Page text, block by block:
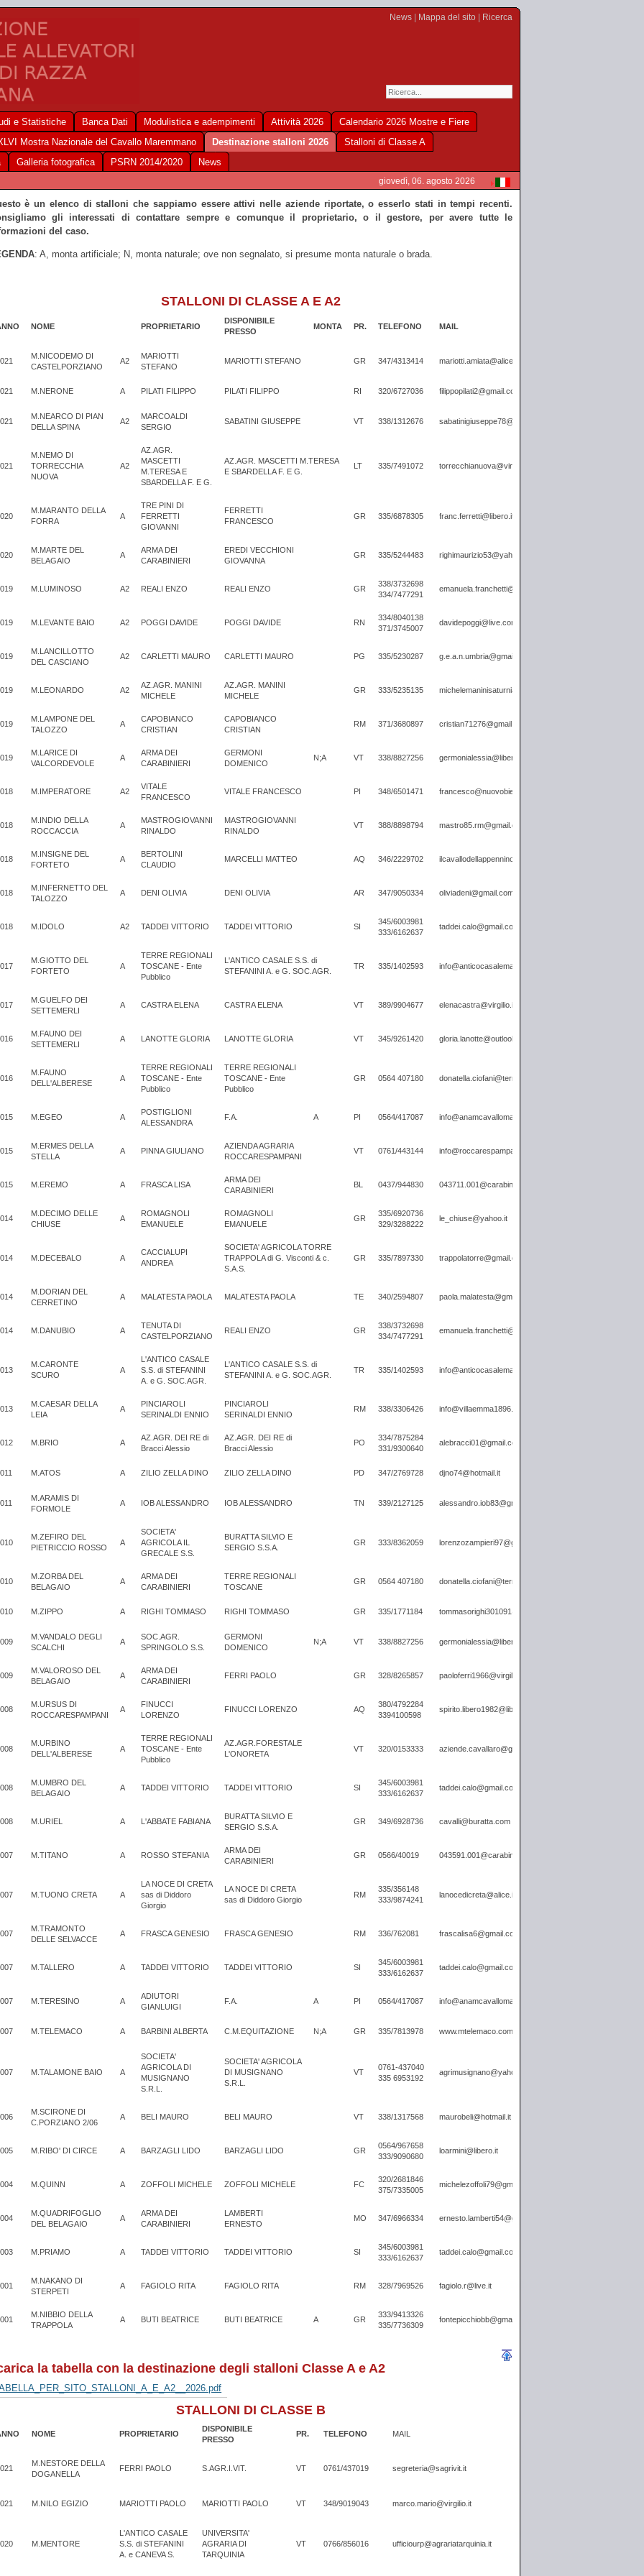
News Mappa del sito Ricerca
e Statistiche Banca Dati Modulistica e adempimenti Attività 2026
Calendario 2026 Mostre e Fiere
Mostra Nazionale del Cavallo Maremmano Destinazione stalloni 2026
Stalloni di Classe A
Galleria fotografica PSRN 2014/2020 News
giovedì, 06. agosto 2026
è un elenco di stalloni che sappiamo essere attivi nelle aziende riportate, o esserlo stati in tempi recenti.
gli interessati di contattare sempre e comunque il proprietario, o il gestore, per avere tutte le
del caso.
: A, monta artificiale; N, monta naturale; ove non segnalato, si presume monta naturale o brada.
STALLONI DI CLASSE A E A2
NOME PROPRIETARIO
DISPONIBILE
PRESSO
MONTA PR. TELEFONO MAIL
M.NICODEMO DI
CASTELPORZIANO
A2
MARIOTTI
STEFANO
MARIOTTI STEFANO GR 347/4313414 mariotti.amiata@alice.it
M.NERONE A PILATI FILIPPO PILATI FILIPPO RI 320/6727036 filippopilati2@gmail.com
M.NEARCO DI PIAN
DELLA SPINA
A2
MARCOALDI
SERGIO
SABATINI GIUSEPPE VT 338/1312676 sabatinigiuseppe78@gmail.com
M.NEMO DI
TORRECCHIA
NUOVA
A2
AZ.AGR.
MASCETTI
M.TERESA E
SBARDELLA F. E G.
AZ.AGR. MASCETTI M.TERESA
E SBARDELLA F. E G.
LT 335/7491072 torrecchianuova@virgilio.it
M.MARANTO DELLA
FORRA
A
TRE PINI DI
FERRETTI
GIOVANNI
FERRETTI
FRANCESCO
GR 335/6878305 franc.ferretti@libero.it
M.MARTE DEL
BELAGAIO
A
ARMA DEI
CARABINIERI
EREDI VECCHIONI
GIOVANNA
GR 335/5244483 righimaurizio53@yahoo.it
M.LUMINOSO A2 REALI ENZO REALI ENZO GR
338/3732698
334/7477291
emanuela.franchetti@alice.it
M.LEVANTE BAIO A2 POGGI DAVIDE POGGI DAVIDE RN
334/8040138
371/3745007
davidepoggi@live.com
M.LANCILLOTTO
DEL CASCIANO
A2 CARLETTI MAURO CARLETTI MAURO PG 335/5230287 g.e.a.n.umbria@gmail.com
M.LEONARDO A2
AZ.AGR. MANINI
MICHELE
AZ.AGR. MANINI
MICHELE
GR 333/5235135 michelemaninisaturnia@gmail.com
M.LAMPONE DEL
TALOZZO
A
CAPOBIANCO
CRISTIAN
CAPOBIANCO
CRISTIAN
RM 371/3680897 cristian71276@gmail.com
M.LARICE DI
VALCORDEVOLE
A
ARMA DEI
CARABINIERI
GERMONI
DOMENICO
N;A VT 338/8827256 germonialessia@libero.it
M.IMPERATORE A2
VITALE
FRANCESCO
VITALE FRANCESCO PI 348/6501471 francesco@nuovobiesse.com
M.INDIO DELLA
ROCCACCIA
A
MASTROGIOVANNI
RINALDO
MASTROGIOVANNI
RINALDO
VT 388/8898794 mastro85.rm@gmail.com
M.INSIGNE DEL
FORTETO
A
BERTOLINI
CLAUDIO
MARCELLI MATTEO AQ 346/2229702 ilcavallodellappennino@gmail.com
M.INFERNETTO DEL
TALOZZO
A DENI OLIVIA DENI OLIVIA AR 347/9050334 oliviadeni@gmail.com
M.IDOLO A2 TADDEI VITTORIO TADDEI VITTORIO SI
345/6003981
333/6162637
taddei.calo@gmail.com
M.GIOTTO DEL
FORTETO
A
TERRE REGIONALI
TOSCANE - Ente
Pubblico
L'ANTICO CASALE S.S. di
STEFANINI A. e G. SOC.AGR.
TR 335/1402593 info@anticocasalemarmore.it
M.GUELFO DEI
SETTEMERLI
A CASTRA ELENA CASTRA ELENA VT 389/9904677 elenacastra@virgilio.it
M.FAUNO DEI
SETTEMERLI
A LANOTTE GLORIA LANOTTE GLORIA VT 345/9261420 gloria.lanotte@outlook.it
M.FAUNO
DELL'ALBERESE
A
TERRE REGIONALI
TOSCANE - Ente
Pubblico
TERRE REGIONALI
TOSCANE - Ente
Pubblico
GR 0564 407180 donatella.ciofani@terreregionali.toscana.it
M.EGEO A
POSTIGLIONI
ALESSANDRA
F.A. A PI 0564/417087 info@anamcavallomaremmano.com
M.ERMES DELLA
STELLA
A PINNA GIULIANO
AZIENDA AGRARIA
ROCCARESPAMPANI
VT 0761/443144 info@roccarespampani.it
M.EREMO A FRASCA LISA
ARMA DEI
CARABINIERI
BL 0437/944830 043711.001@carabinieri.it
M.DECIMO DELLE
CHIUSE
A
ROMAGNOLI
EMANUELE
ROMAGNOLI
EMANUELE
GR
335/6920736
329/3288222
le_chiuse@yahoo.it
M.DECEBALO A
CACCIALUPI
ANDREA
SOCIETA' AGRICOLA TORRE
TRAPPOLA di G. Visconti & c.
S.A.S.
GR 335/7897330 trappolatorre@gmail.com
M.DORIAN DEL
CERRETINO
A MALATESTA PAOLA MALATESTA PAOLA TE 340/2594807 paola.malatesta@gmail.com
M.DANUBIO A
TENUTA DI
CASTELPORZIANO
REALI ENZO GR
338/3732698
334/7477291
emanuela.franchetti@alice.it
M.CARONTE
SCURO
A
L'ANTICO CASALE
S.S. di STEFANINI
A. e G. SOC.AGR.
L'ANTICO CASALE S.S. di
STEFANINI A. e G. SOC.AGR.
TR 335/1402593 info@anticocasalemarmore.it
M.CAESAR DELLA
LEIA
A
PINCIAROLI
SERINALDI ENNIO
PINCIAROLI
SERINALDI ENNIO
RM 338/3306426 info@villaemma1896.it
M.BRIO A
AZ.AGR. DEI RE di
Bracci Alessio
AZ.AGR. DEI RE di
Bracci Alessio
PO
334/7875284
331/9300640
alebracci01@gmail.com
M.ATOS A ZILIO ZELLA DINO ZILIO ZELLA DINO PD 347/2769728 djno74@hotmail.it
M.ARAMIS DI
FORMOLE
A IOB ALESSANDRO IOB ALESSANDRO TN 339/2127125 alessandro.iob83@gmail.com
M.ZEFIRO DEL
PIETRICCIO ROSSO
A
SOCIETA'
AGRICOLA IL
GRECALE S.S.
BURATTA SILVIO E
SERGIO S.S.A.
GR 333/8362059 lorenzozampieri97@gmail.com
M.ZORBA DEL
BELAGAIO
A
ARMA DEI
CARABINIERI
TERRE REGIONALI
TOSCANE
GR 0564 407180 donatella.ciofani@terreregionali.toscana.it
M.ZIPPO A RIGHI TOMMASO RIGHI TOMMASO GR 335/1771184 tommasorighi301091@virgilio.it
M.VANDALO DEGLI
SCALCHI
A
SOC.AGR.
SPRINGOLO S.S.
GERMONI
DOMENICO
N;A VT 338/8827256 germonialessia@libero.it
M.VALOROSO DEL
BELAGAIO
A
ARMA DEI
CARABINIERI
FERRI PAOLO GR 328/8265857 paoloferri1966@virgilio.it
M.URSUS DI
ROCCARESPAMPANI
A
FINUCCI
LORENZO
FINUCCI LORENZO AQ
380/4792284
3394100598
spirito.libero1982@libero.it
M.URBINO
DELL'ALBERESE
A
TERRE REGIONALI
TOSCANE - Ente
Pubblico
AZ.AGR.FORESTALE
L'ONORETA
VT 320/0153333 aziende.cavallaro@gmail.com
M.UMBRO DEL
BELAGAIO
A TADDEI VITTORIO TADDEI VITTORIO SI
345/6003981
333/6162637
taddei.calo@gmail.com
M.URIEL A L'ABBATE FABIANA
BURATTA SILVIO E
SERGIO S.S.A.
GR 349/6928736 cavalli@buratta.com
M.TITANO A ROSSO STEFANIA
ARMA DEI
CARABINIERI
GR 0566/40019 043591.001@carabinieri.it
M.TUONO CRETA A
LA NOCE DI CRETA
sas di Diddoro
Giorgio
LA NOCE DI CRETA
sas di Diddoro Giorgio
RM
335/356148
333/9874241
lanocedicreta@alice.it
M.TRAMONTO
DELLE SELVACCE
A FRASCA GENESIO FRASCA GENESIO RM 336/762081 frascalisa6@gmail.com
M.TALLERO A TADDEI VITTORIO TADDEI VITTORIO SI
345/6003981
333/6162637
taddei.calo@gmail.com
M.TERESINO A
ADIUTORI
GIANLUIGI
F.A. A PI 0564/417087 info@anamcavallomaremmano.com
M.TELEMACO A BARBINI ALBERTA C.M.EQUITAZIONE N;A GR 335/7813978 www.mtelemaco.com
M.TALAMONE BAIO A
SOCIETA'
AGRICOLA DI
MUSIGNANO
S.R.L.
SOCIETA' AGRICOLA
DI MUSIGNANO
S.R.L.
VT
0761-437040
335 6953192
agrimusignano@yahoo.it
M.SCIRONE DI
C.PORZIANO 2/06
A BELI MAURO BELI MAURO VT 338/1317568 maurobeli@hotmail.it
M.RIBO' DI CIRCE A BARZAGLI LIDO BARZAGLI LIDO GR
0564/967658
333/9090680
loarmini@libero.it
M.QUINN A ZOFFOLI MICHELE ZOFFOLI MICHELE FC
320/2681846
375/7335005
michelezoffoli79@gmail.com
M.QUADRIFOGLIO
DEL BELAGAIO
A
ARMA DEI
CARABINIERI
LAMBERTI
ERNESTO
MO 347/6966334 ernesto.lamberti54@gmail.com
M.PRIAMO A TADDEI VITTORIO TADDEI VITTORIO SI
345/6003981
333/6162637
taddei.calo@gmail.com
M.NAKANO DI
STERPETI
A FAGIOLO RITA FAGIOLO RITA RM 328/7969526 fagiolo.r@live.it
M.NIBBIO DELLA
TRAPPOLA
A BUTI BEATRICE BUTI BEATRICE A GR
333/9413326
335/7736309
fontepicchiobb@gmail.com
la tabella con la destinazione degli stalloni Classe A e A2
STALLONI DI CLASSE B
NOME PROPRIETARIO
DISPONIBILE
PRESSO
PR. TELEFONO MAIL
M.NESTORE DELLA
DOGANELLA
FERRI PAOLO S.AGR.I.VIT. VT 0761/437019 segreteria@sagrivit.it
M.NILO EGIZIO MARIOTTI PAOLO MARIOTTI PAOLO VT 348/9019043 marco.mario@virgilio.it
M.MENTORE
L'ANTICO CASALE
S.S. di STEFANINI
A. e CANEVA S.
UNIVERSITA'
AGRARIA DI
TARQUINIA
VT 0766/856016 ufficiourp@agrariatarquinia.it